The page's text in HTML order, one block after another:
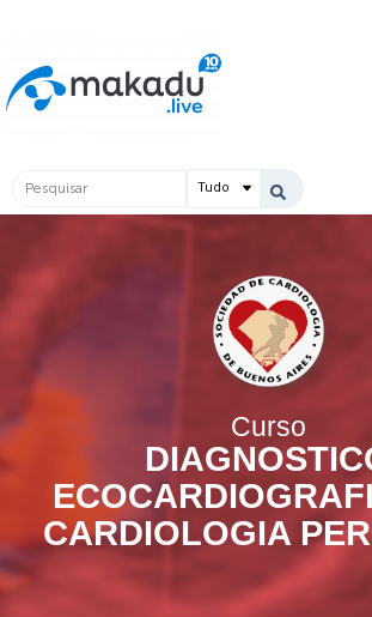
conteúdo
Pesquisar
...
Curso
CARDIOLOGIA